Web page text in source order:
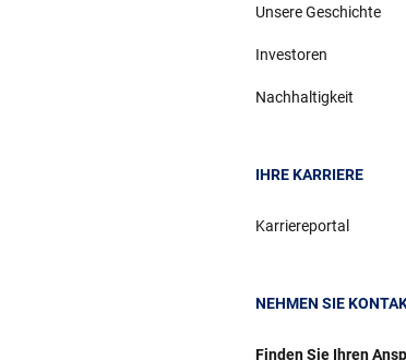
Unsere Geschichte
Investoren
Nachhaltigkeit
IHRE KARRIERE
Karriereportal
NEHMEN SIE
Finden Sie Ihren